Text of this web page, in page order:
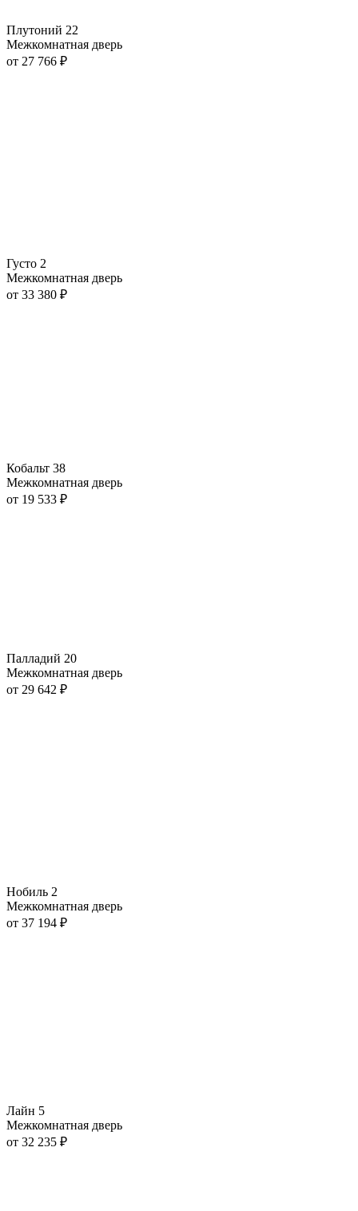
Плутоний 22
Межкомнатная дверь
от 27 766 ₽
Густо 2
Межкомнатная дверь
от 33 380 ₽
Кобальт 38
Межкомнатная дверь
от 19 533 ₽
Палладий 20
Межкомнатная дверь
от 29 642 ₽
Нобиль 2
Межкомнатная дверь
от 37 194 ₽
Лайн 5
Межкомнатная дверь
от 32 235 ₽